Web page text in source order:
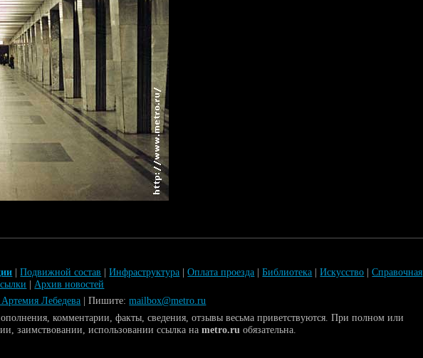
|Подвижной состав |Инфраструктура |Оплата проезда |Библиотека |Искусство |Справочная
| Архив новостей
Лебедева | Пишите:mailbox@metro.ru
комментарии, факты, сведения, отзывы весьма приветствуются. При полном или
заимствовании, использовании ссылка наmetro.ru обязательна.